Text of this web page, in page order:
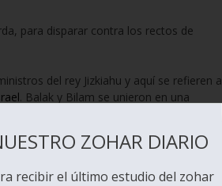
para disparar contra los rectos de
del rey Jizkiahu y aquí se refieren a
. Balak y Bilam se unieron en una
lo cual implica que Amalek golpea
ZOHAR DIARIO
recibir el último estudio del zohar